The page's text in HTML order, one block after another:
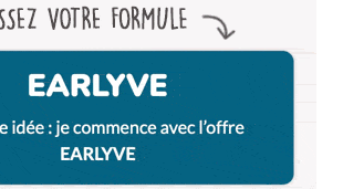
gagner un week-end au Village
de Condrieu car vous êtes les
h 26 min